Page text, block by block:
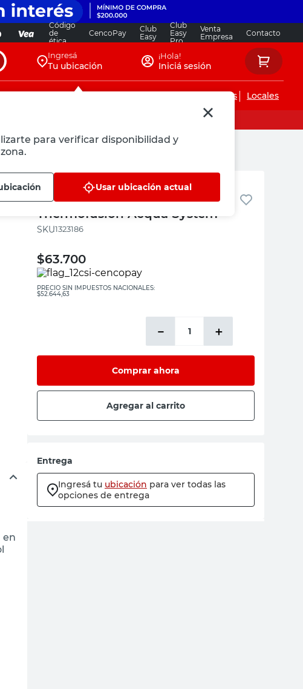
Código
de
ética
CencoPay
Club
Easy
Club
Easy
Pro
Venta
Empresa
Contacto
Ingresá
Tu ubicación
para verificar disponibilidad y
Usar ubicación actual
¡Hola!
Iniciá sesión
Servicios de instalaciones Locales
en
Acqua System
Válvula Esférica 20 Mm
Thermofusión Acqua System
:1323186
$63.700
PRECIO SIN IMPUESTOS NACIONALES:
$52.644,63
＋
－
Comprar ahora
Agregar al carrito
Entrega
Ingresá tu ubicación para ver todas las
opciones de entrega